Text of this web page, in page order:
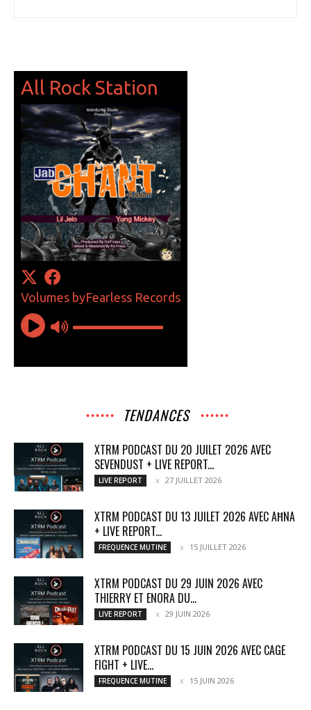
TENDANCES
XTRM PODCAST DU 20 JUILET 2026 AVEC
SEVENDUST + LIVE REPORT...
LIVE REPORT 27 JUILLET 2026
XTRM PODCAST DU 13 JUILET 2026 AVEC AĦNA
+ LIVE REPORT...
FREQUENCE MUTINE 15 JUILLET 2026
XTRM PODCAST DU 29 JUIN 2026 AVEC
THIERRY ET ENORA DU...
LIVE REPORT 29 JUIN 2026
XTRM PODCAST DU 15 JUIN 2026 AVEC CAGE
FIGHT + LIVE...
FREQUENCE MUTINE 15 JUIN 2026